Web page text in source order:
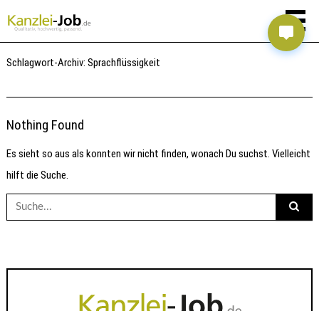
Schlagwort-Archiv:Sprachflüssigkeit
Nothing Found
Es sieht so aus als konnten wir nicht finden, wonach Du suchst. Vielleicht
hilft die Suche.
Suche
nach: